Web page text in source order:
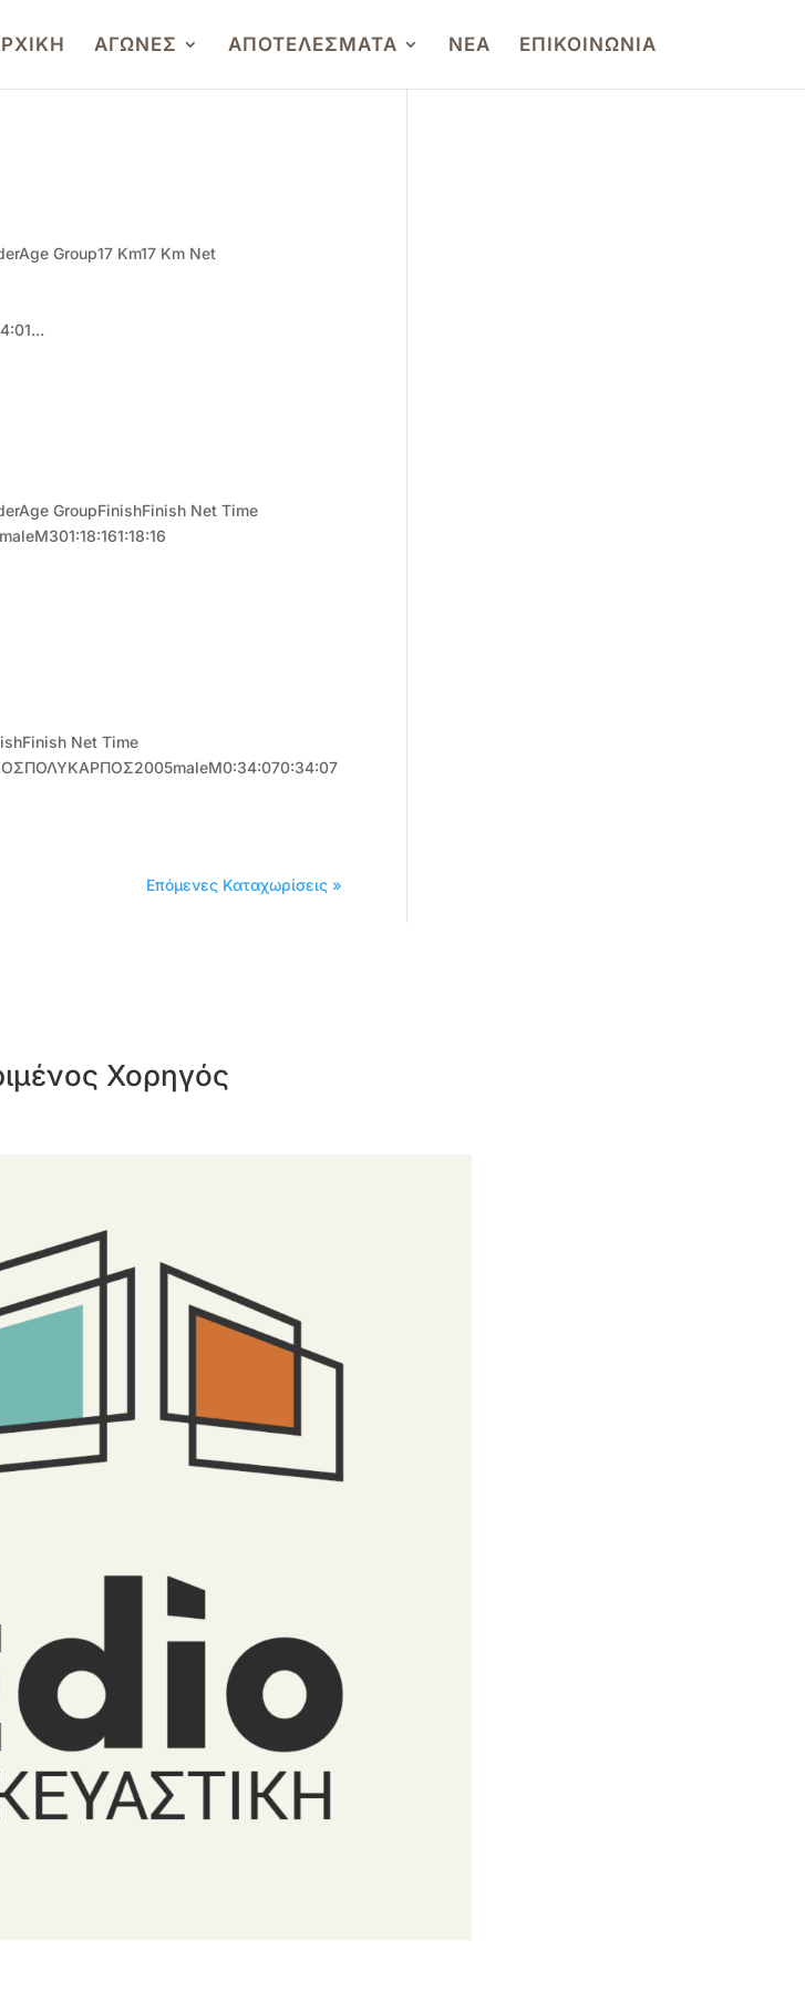
ΑΓΩΝΕΣ ΑΠΟΤΕΛΕΣΜΑΤΑ ΝΕΑ ΕΠΙΚΟΙΝΩΝΙΑ
Group17 Km17 Km Net
GroupFinishFinish Net Time
Net Time
Επόμενες Καταχωρίσεις »
Χορηγός